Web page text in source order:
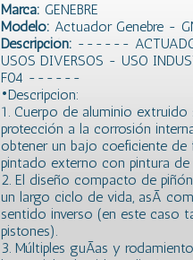
Marca: GENEBRE
Modelo: Actuador Genebre -
Descripción: ------
USOS DIVERSOS - USO
F04 ------
•Descripcion:
1. Cuerpo de aluminio
protección a la corrosión
obtener un bajo coeficiente
pintado externo con pintura
2. El diseño compacto de
un largo ciclo de vida, asÃ­
sentido inverso (en este caso
pistones).
3. Múltiples guÃ­as y